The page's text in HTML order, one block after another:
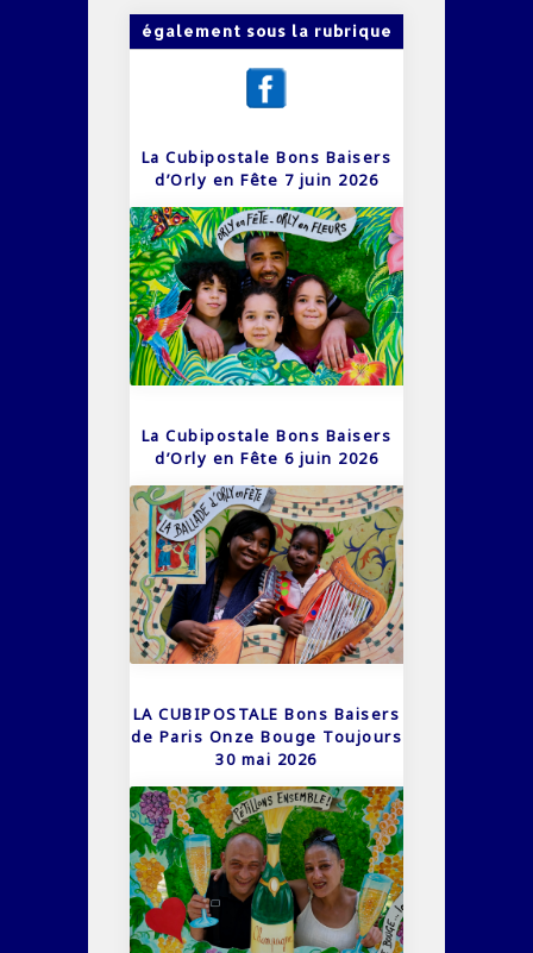
également sous la rubrique
La Cubipostale Bons Baisers
d’Orly en Fête 7 juin 2026
La Cubipostale Bons Baisers
d’Orly en Fête 6 juin 2026
LA CUBIPOSTALE Bons Baisers
de Paris Onze Bouge Toujours
30 mai 2026